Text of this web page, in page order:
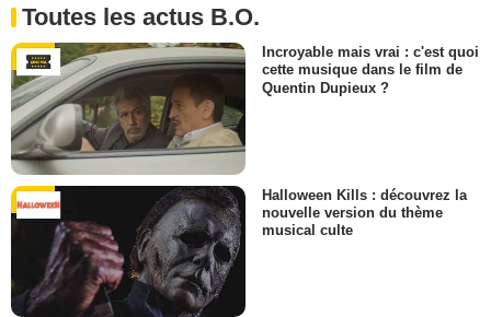
Toutes les actus B.O.
Incroyable mais vrai : c'est quoi
cette musique dans le film de
Quentin Dupieux ?
Halloween Kills : découvrez la
nouvelle version du thème
musical culte